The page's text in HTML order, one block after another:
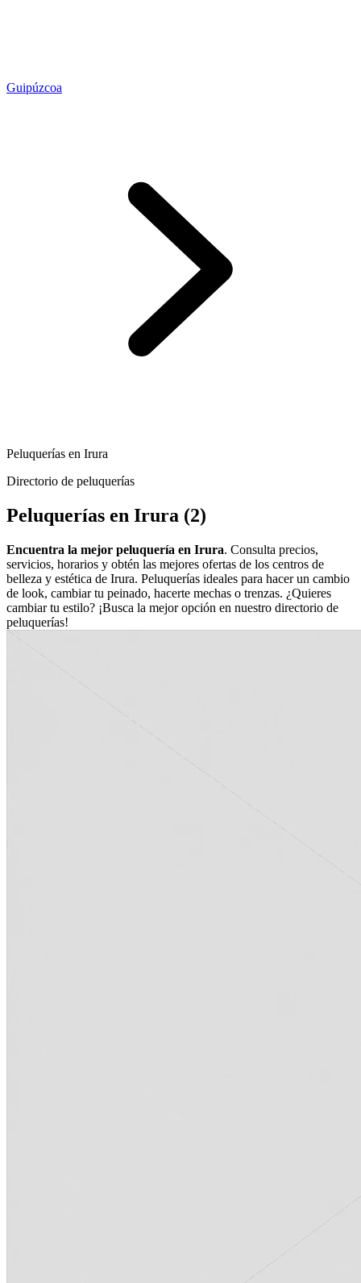
Guipúzcoa
Peluquerías en Irura
Directorio de peluquerías
Peluquerías en Irura (2)
Encuentra la mejor peluquería en Irura. Consulta precios,
servicios, horarios y obtén las mejores ofertas de los centros de
belleza y estética de Irura. Peluquerías ideales para hacer un cambio
de look, cambiar tu peinado, hacerte mechas o trenzas. ¿Quieres
cambiar tu estilo? ¡Busca la mejor opción en nuestro directorio de
peluquerías!